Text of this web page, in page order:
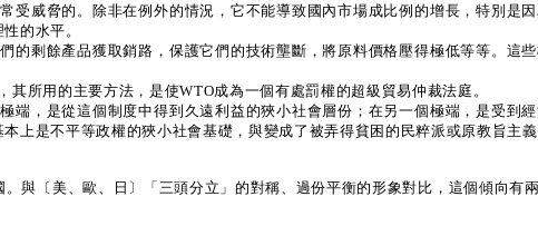
脅的。除非在例外的情況，它不能導致國內市場成比例的增長，特別是
的水平。
餘產品獲取銷路，保護它們的技術壟斷，將原料價格壓得極低等等。這
用的主要方法，是使WTO成為一個有處罰權的超級貿易仲裁法庭。
是從這個制度中得到久遠利益的狹小社會層份；在另一個極端，是受到
上是不平等政權的狹小社會基礎，與變成了被弄得貧困的民粹派或原教旨主義
與〔美、歐、日〕「三頭分立」的對稱、過份平衡的形象對比，這個傾向有